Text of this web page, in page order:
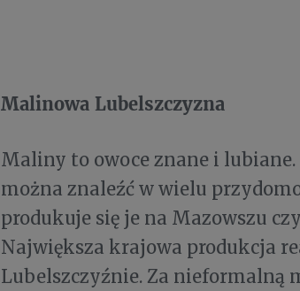
Malinowa Lubelszczyzna
Maliny to owoce znane i
można znaleźć w wielu
produkuje się je na Mazowszu
Największa krajowa produkcja
Lubelszczyźnie. Za nieformalną